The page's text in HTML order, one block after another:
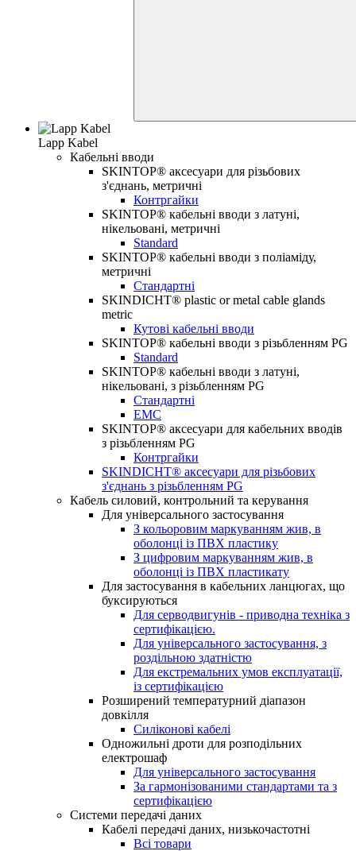
Lapp Kabel
Кабельні вводи
SKINTOP® аксесуари для різьбових
з'єднань, метричні
Контргайки
SKINTOP® кабельні вводи з латуні,
нікельовані, метричні
Standard
SKINTOP® кабельні вводи з поліаміду,
метричні
Стандартні
SKINDICHT® plastic or metal cable glands
metric
Кутові кабельні вводи
SKINTOP® кабельні вводи з різьбленням PG
Standard
SKINTOP® кабельні вводи з латуні,
нікельовані, з різьбленням PG
Стандартні
ЕМС
SKINTOP® аксесуари для кабельних вводів
з різьбленням PG
Контргайки
SKINDICHT® аксесуари для різьбових
з'єднань з різьбленням PG
Кабель силовий, контрольний та керування
Для універсального застосування
З кольоровим маркуванням жив, в
оболонці із ПВХ пластику
З цифровим маркуванням жив, в
оболонці із ПВХ пластикату
Для застосування в кабельних ланцюгах, що
буксируються
Для серводвигунів - приводна техніка з
сертифікацією.
Для універсального застосування, з
роздільною здатністю
Для екстремальних умов експлуатації,
із сертифікацією
Розширений температурний діапазон
довкілля
Силіконові кабелі
Одножильні дроти для розподільних
електрошаф
Для універсального застосування
За гармонізованими стандартами та з
сертифікацією
Системи передачі даних
Кабелі передачі даних, низькочастотні
Всі товари